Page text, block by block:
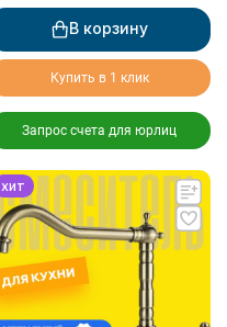
В корзину
Купить в 1 клик
Запрос счета для юрлиц
хит